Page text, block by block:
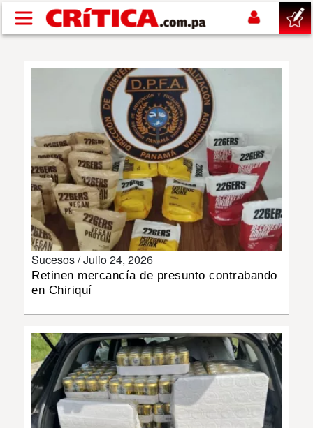
Pasar al contenido principal
NACIONAL
POLÍTICA
SHOW
DEPORTES
INSÓLITAS
MULTIMEDIA
IMPRESO
Sucesos /Julio 24, 2026
Retinen mercancía de presunto contrabando
en Chiriquí